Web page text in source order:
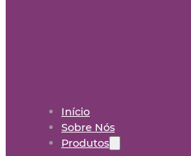
Início
Sobre Nós
Produtos